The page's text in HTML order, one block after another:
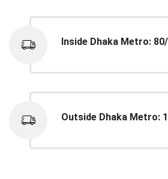
Inside Dhaka Metro:
Outside Dhaka Metro: